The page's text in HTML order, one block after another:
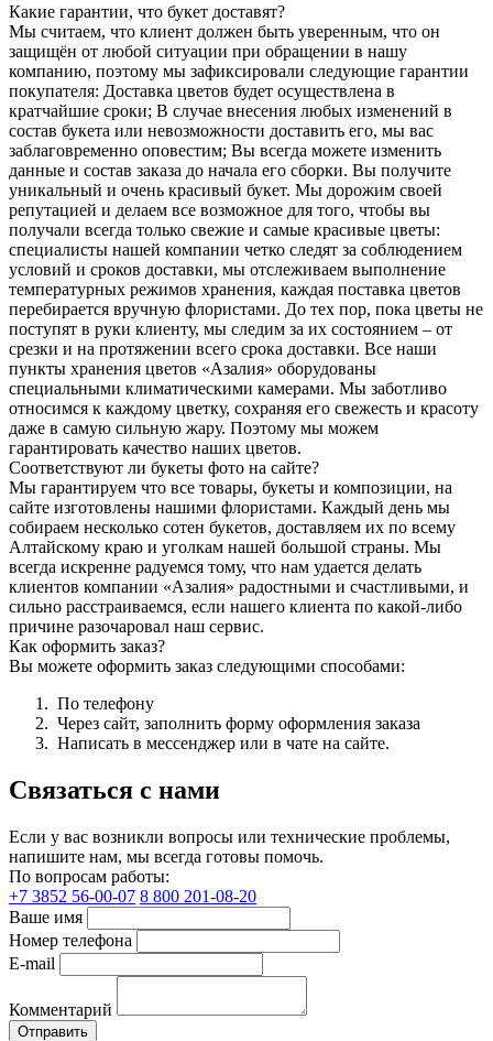
Какие гарантии, что букет доставят?
Мы считаем, что клиент должен быть уверенным, что он
защищён от любой ситуации при обращении в нашу
компанию, поэтому мы зафиксировали следующие гарантии
покупателя: Доставка цветов будет осуществлена в
кратчайшие сроки; В случае внесения любых изменений в
состав букета или невозможности доставить его, мы вас
заблаговременно оповестим; Вы всегда можете изменить
данные и состав заказа до начала его сборки. Вы получите
уникальный и очень красивый букет. Мы дорожим своей
репутацией и делаем все возможное для того, чтобы вы
получали всегда только свежие и самые красивые цветы:
специалисты нашей компании четко следят за соблюдением
условий и сроков доставки, мы отслеживаем выполнение
температурных режимов хранения, каждая поставка цветов
перебирается вручную флористами. До тех пор, пока цветы не
поступят в руки клиенту, мы следим за их состоянием – от
срезки и на протяжении всего срока доставки. Все наши
пункты хранения цветов «Азалия» оборудованы
специальными климатическими камерами. Мы заботливо
относимся к каждому цветку, сохраняя его свежесть и красоту
даже в самую сильную жару. Поэтому мы можем
гарантировать качество наших цветов.
Соответствуют ли букеты фото на сайте?
Мы гарантируем что все товары, букеты и композиции, на
сайте изготовлены нашими флористами. Каждый день мы
собираем несколько сотен букетов, доставляем их по всему
Алтайскому краю и уголкам нашей большой страны. Мы
всегда искренне радуемся тому, что нам удается делать
клиентов компании «Азалия» радостными и счастливыми, и
сильно расстраиваемся, если нашего клиента по какой-либо
причине разочаровал наш сервис.
Как оформить заказ?
Вы можете оформить заказ следующими способами:
По телефону
Через сайт, заполнить форму оформления заказа
Написать в мессенджер или в чате на сайте.
Связаться с нами
Если у вас возникли вопросы или технические проблемы,
напишите нам, мы всегда готовы помочь.
По вопросам работы:
+7 3852 56-00-07 8 800 201-08-20
Ваше имя
Номер телефона
E-mail
Комментарий
Отправить